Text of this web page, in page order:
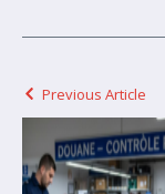
Previous Article